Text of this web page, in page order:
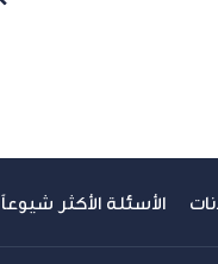
الأسئلة الأكثر شيوعاً